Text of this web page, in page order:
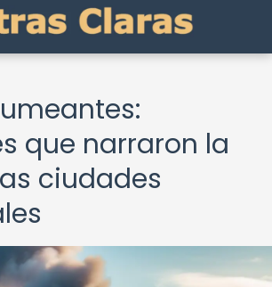
que narraron la
ciudades